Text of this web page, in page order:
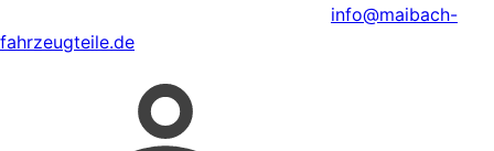
info@maibach-
fahrzeugteile.de